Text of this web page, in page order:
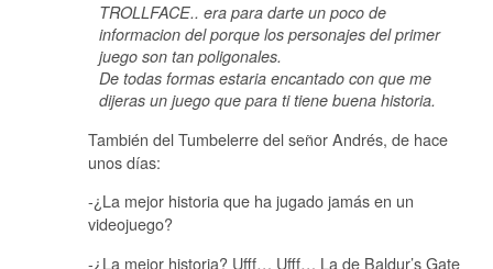
TROLLFACE.. era para darte un poco de
informacion del porque los personajes del primer
juego son tan poligonales.
De todas formas estaria encantado con que me
dijeras un juego que para ti tiene buena historia.
También del Tumbelerre del señor Andrés, de hace
unos días:
-¿La mejor historia que ha jugado jamás en un
videojuego?
-¿La mejor historia? Ufff… Ufff… La de Baldur’s Gate